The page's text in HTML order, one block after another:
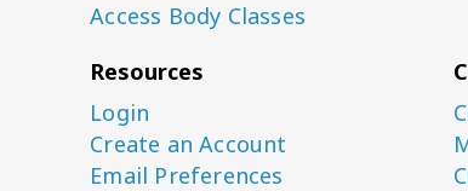
Access Body Classes
Resources
Login
Create an Account
Email Preferences